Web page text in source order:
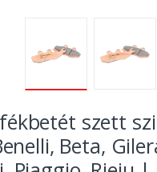
szett
Beta,